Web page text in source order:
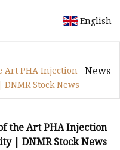
English
Art PHA Injection
Stock News
News
the Art PHA Injection
| DNMR Stock News